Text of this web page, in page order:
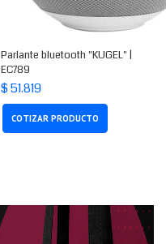
Parlante bluetooth "KUGEL" |
EC789
$ 51.819
COTIZAR PRODUCTO